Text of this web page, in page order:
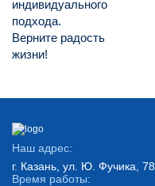
индивидуального
подхода.
Верните радость
жизни!
Наш адрес:
г. Казань, ул. Ю. Фучика, 78
Время работы: